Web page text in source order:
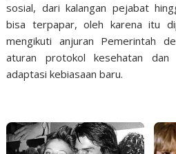
sosial, dari kalangan pejabat
bisa terpapar, oleh karena itu
mengikuti anjuran Pemerintah
aturan protokol kesehatan
adaptasi kebiasaan baru.